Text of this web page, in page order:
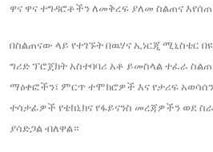
ዋና ዋና ተግዳሮቶችን ለመቅረፍ ያለመ ስልጠና
በስልጠናው ላይ የተገኙት በዉሃና ኢነርጂ ሚኒስቴር
ግሪድ ፕሮጀክት አስተባባሪ አቶ ይመስላል ተፈራ
ማዕቀፎችን፣ ምርጥ ተሞክሮዎች እና የታሪፍ
ተሳታፊዎች የቴክኒክና የፋይናንስ መረጃዎችን ወደ
ያሳድጋል ብለዋል።